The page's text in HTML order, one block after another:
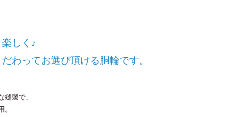
しく♪
わってお選び頂ける胴輪です。
縫製で、